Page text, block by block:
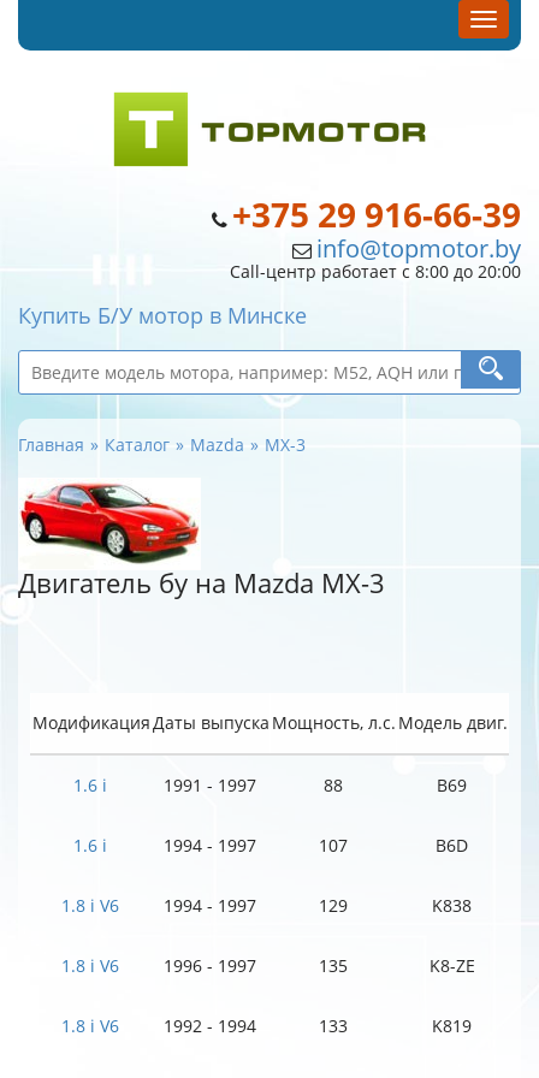
+375 29 916-66-39
info@topmotor.by
Call-центр работает с 8:00 до 20:00
Купить Б/У мотор в Минске
Главная Каталог Mazda MX-3
Двигатель бу на Mazda MX-3
МодификацияДаты выпуска Мощность, л.с. Модель двиг.
1.6 i 1991 - 1997 88 B69
1.6 i 1994 - 1997 107 B6D
1.8 i V6 1994 - 1997 129 K838
1.8 i V6 1996 - 1997 135 K8-ZE
1.8 i V6 1992 - 1994 133 K819